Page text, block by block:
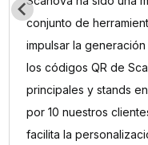
aprecio su esfuerzo
usuario. Scanova ha
invaluable para
facilidad de uso y la
contribuido
iniciativas. Aprecio